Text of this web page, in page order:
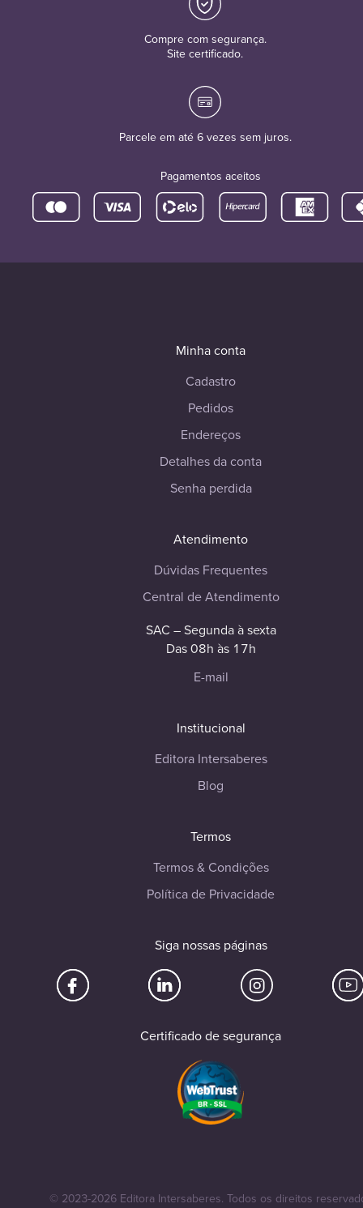
Compre com segurança.
Site certificado.
Parcele em até 6 vezes sem juros.
Pagamentos aceitos
Minha conta
Cadastro
Pedidos
Endereços
Detalhes da conta
Senha perdida
Atendimento
Dúvidas Frequentes
Central de Atendimento
SAC – Segunda à sexta
Das 08h às 17h
E-mail
Institucional
Editora Intersaberes
Blog
Termos
Termos & Condições
Política de Privacidade
Siga nossas páginas
Certificado de segurança
© 2023-2026 Editora Intersaberes. Todos os direitos